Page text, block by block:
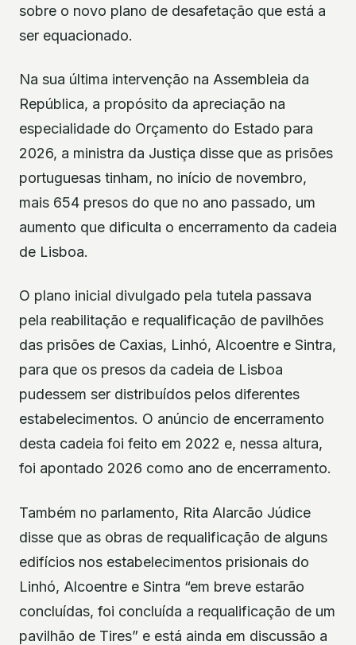
sobre o novo plano de desafetação que está a
ser equacionado.
Na sua última intervenção na Assembleia da
República, a propósito da apreciação na
especialidade do Orçamento do Estado para
2026, a ministra da Justiça disse que as prisões
portuguesas tinham, no início de novembro,
mais 654 presos do que no ano passado, um
aumento que dificulta o encerramento da cadeia
de Lisboa.
O plano inicial divulgado pela tutela passava
pela reabilitação e requalificação de pavilhões
das prisões de Caxias, Linhó, Alcoentre e Sintra,
para que os presos da cadeia de Lisboa
pudessem ser distribuídos pelos diferentes
estabelecimentos. O anúncio de encerramento
desta cadeia foi feito em 2022 e, nessa altura,
foi apontado 2026 como ano de encerramento.
Também no parlamento, Rita Alarcão Júdice
disse que as obras de requalificação de alguns
edifícios nos estabelecimentos prisionais do
Linhó, Alcoentre e Sintra “em breve estarão
concluídas, foi concluída a requalificação de um
pavilhão de Tires” e está ainda em discussão a